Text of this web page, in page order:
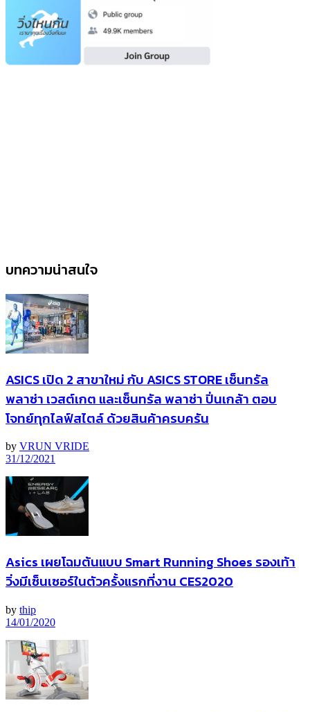
บทความน่าสนใจ
ASICS เปิด 2 สาขาใหม่ กับ ASICS STORE เซ็นทรัล
พลาซ่า เวสต์เกต และเซ็นทรัล พลาซ่า ปิ่นเกล้า ตอบ
โจทย์ทุกไลฟ์สไตล์ ด้วยสินค้าครบครัน
by VRUN VRIDE
31/12/2021
Asics เผยโฉมต้นแบบ Smart Running Shoes รองเท้า
วิ่งมีเซ็นเซอร์ในตัวครั้งแรกที่งาน CES2020
by thip
14/01/2020